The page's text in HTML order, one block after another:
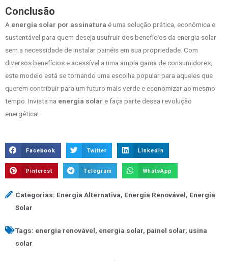
Conclusão
A energia solar por assinatura é uma solução prática, econômica e
sustentável para quem deseja usufruir dos benefícios da energia solar
sem a necessidade de instalar painéis em sua propriedade. Com
diversos benefícios e acessível a uma ampla gama de consumidores,
este modelo está se tornando uma escolha popular para aqueles que
querem contribuir para um futuro mais verde e economizar ao mesmo
tempo. Invista na energia solar e faça parte dessa revolução
energética!
Facebook Twitter LinkedIn
Pinterest Telegram WhatsApp
Categorias: Energia Alternativa, Energia Renovável, Energia
Solar
Tags: energia renovável, energia solar, painel solar, usina
solar